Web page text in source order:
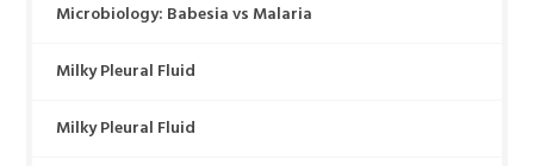
Microbiology: Babesia vs Malaria
Milky Pleural Fluid
Milky Pleural Fluid